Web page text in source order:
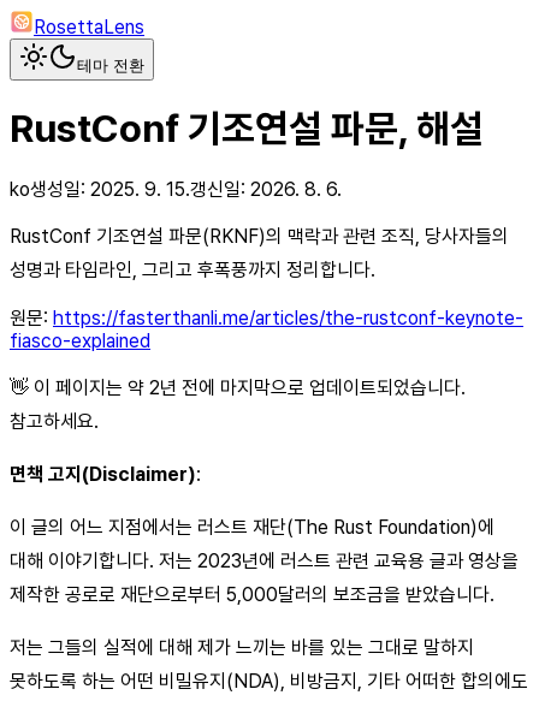
RosettaLens
테마 전환
RustConf 기조연설 파문, 해설
ko생성일: 2025. 9. 15.갱신일: 2026. 8. 6.
RustConf 기조연설 파문(RKNF)의 맥락과 관련 조직, 당사자들의
성명과 타임라인, 그리고 후폭풍까지 정리합니다.
원문: https://fasterthanli.me/articles/the-rustconf-keynote-
fiasco-explained
👋 이 페이지는 약 2년 전에 마지막으로 업데이트되었습니다.
참고하세요.
면책 고지(Disclaimer):
이 글의 어느 지점에서는 러스트 재단(The Rust Foundation)에
대해 이야기합니다. 저는 2023년에 러스트 관련 교육용 글과 영상을
제작한 공로로 재단으로부터 5,000달러의 보조금을 받았습니다.
저는 그들의 실적에 대해 제가 느끼는 바를 있는 그대로 말하지
못하도록 하는 어떤 비밀유지(NDA), 비방금지, 기타 어떠한 합의에도